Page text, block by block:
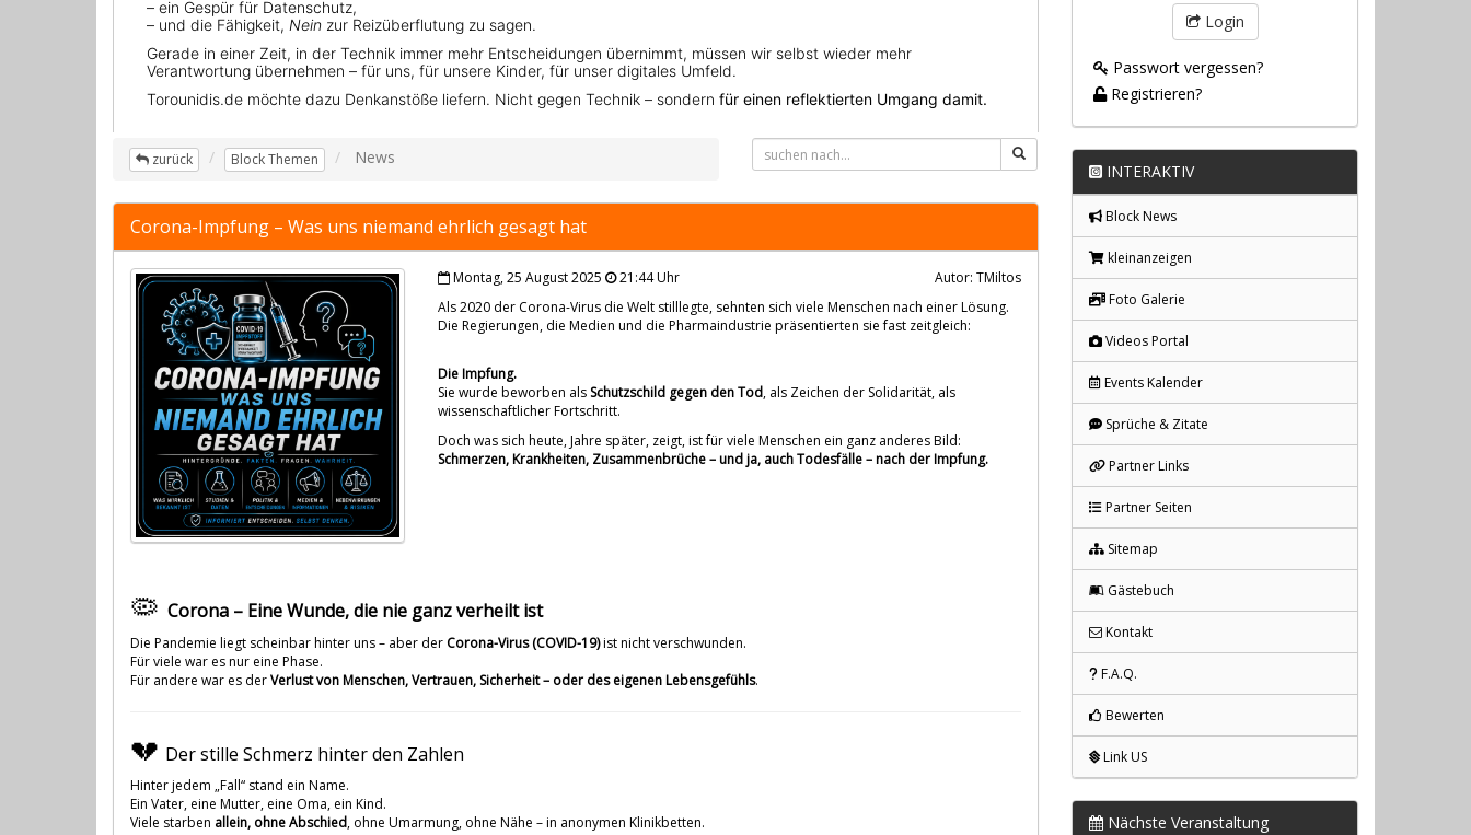
zurück Block Themen News
Corona-Impfung – Was uns niemand ehrlich gesagt hat
Montag, 25 August 2025 21:44 Uhr
Autor: TMiltos
Als 2020 der Corona-Virus die Welt stilllegte, sehnten sich viele Menschen nach einer Lösung.
Die Regierungen, die Medien und die Pharmaindustrie präsentierten sie fast zeitgleich:
Die Impfung.
Sie wurde beworben als Schutzschild gegen den Tod, als Zeichen der Solidarität, als
wissenschaftlicher Fortschritt.
Doch was sich heute, Jahre später, zeigt, ist für viele Menschen ein ganz anderes Bild:
Schmerzen, Krankheiten, Zusammenbrüche – und ja, auch Todesfälle – nach der Impfung.
🦠 Corona – Eine Wunde, die nie ganz verheilt ist
Die Pandemie liegt scheinbar hinter uns – aber der Corona-Virus (COVID-19)ist nicht verschwunden.
Für viele war es nur eine Phase.
Für andere war es derVerlust von Menschen, Vertrauen, Sicherheit – oder des eigenen Lebensgefühls.
💔 Der stille Schmerz hinter den Zahlen
Hinter jedem „Fall“ stand ein Name.
Ein Vater, eine Mutter, eine Oma, ein Kind.
Viele starben allein, ohne Abschied, ohne Umarmung, ohne Nähe – in anonymen Klinikbetten.
Login
Passwort vergessen?
Registrieren?
INTERAKTIV
Block News
kleinanzeigen
Foto Galerie
Videos Portal
Events Kalender
Sprüche & Zitate
Partner Links
Partner Seiten
Sitemap
Gästebuch
Kontakt
F.A.Q.
Bewerten
Link US
Nächste Veranstaltung